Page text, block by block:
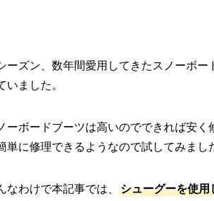
ーズン、数年間愛用してきたスノーボ
いました。
ーボードブーツは高いのでできれば安
単に修理できるようなので試してみまし
なわけで本記事では、
シューグーを使用